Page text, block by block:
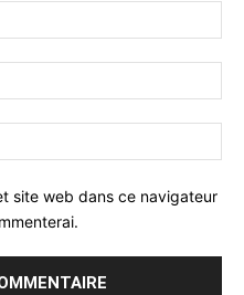
site web dans ce navigateur